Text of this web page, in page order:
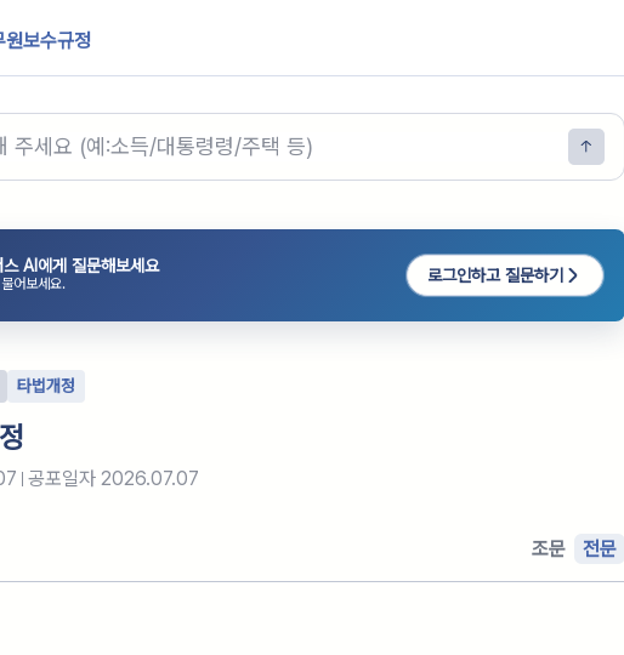
원보수규정
AI에게 질문해보세요
어보세요. 로그인하고 질문하기
타법개정
공포일자 2026.07.07
조문 전문